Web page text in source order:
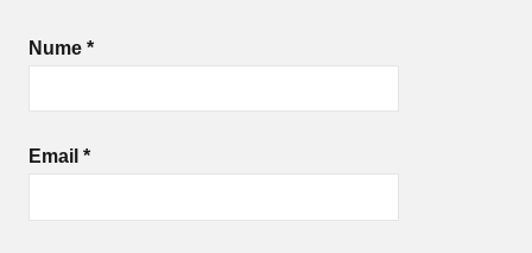
Nume *
Email *